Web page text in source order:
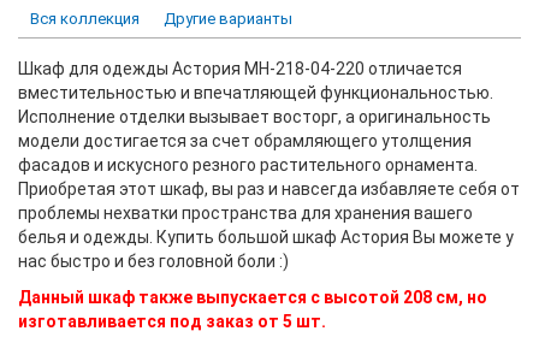
Вся коллекция Другие варианты
Шкаф для одежды Астория МН-218-04-220 отличается
вместительностью и впечатляющей функциональностью.
Исполнение отделки вызывает восторг, а оригинальность
модели достигается за счет обрамляющего утолщения
фасадов и искусного резного растительного орнамента.
Приобретая этот шкаф, вы раз и навсегда избавляете себя от
проблемы нехватки пространства для хранения вашего
белья и одежды. Купить большой шкаф Астория Вы можете у
нас быстро и без головной боли :)
Данный шкаф также выпускается с высотой 208 см, но
изготавливается под заказ от 5 шт.